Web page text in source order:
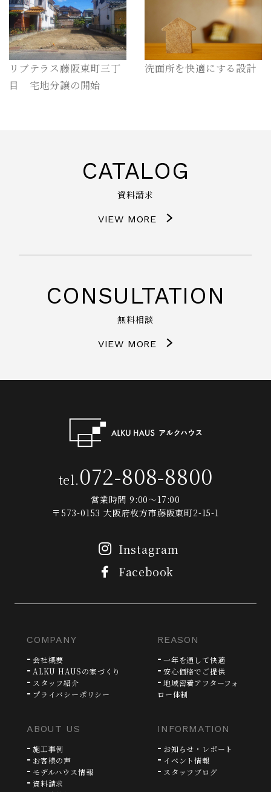
リブテラス藤阪東町三丁
目 宅地分譲の開始
洗面所を快適にする設計
CATALOG
資料請求
VIEW MORE
CONSULTATION
無料相談
VIEW MORE
tel.072-808-8800
営業時間 9:00～17:00
〒573-0153 大阪府枚方市藤阪東町2-15-1
Instagram
Facebook
COMPANY
会社概要
ALKU HAUSの家づくり
スタッフ紹介
プライバシーポリシー
REASON
一年を通して快適
安心価格でご提供
地域密着アフターフォ
ロー体制
ABOUT US
施工事例
お客様の声
モデルハウス情報
資料請求
INFORMATION
お知らせ・レポート
イベント情報
スタッフブログ